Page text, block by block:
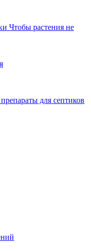
Чтобы растения не
для септиков